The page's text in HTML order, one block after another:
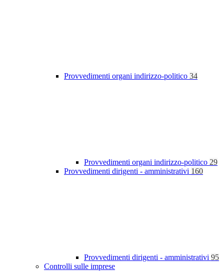
Provvedimenti organi indirizzo-politico 34
Provvedimenti organi indirizzo-politico 29
Provvedimenti dirigenti - amministrativi 160
Provvedimenti dirigenti - amministrativi 95
Controlli sulle imprese